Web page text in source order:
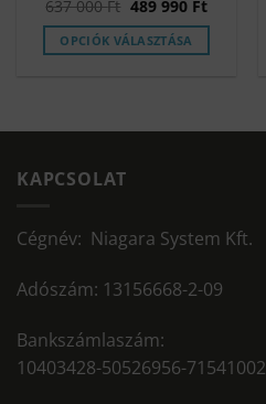
637 000Ft Original
price
was:
637
000 Ft.
489 990 FtCurrent
price
is:
489
990 Ft.
OPCIÓK VÁLASZTÁSA
KAPCSOLAT
Cégnév: Niagara System Kft.
Adószám: 13156668-2-09
Bankszámlaszám:
10403428-50526956-71541002